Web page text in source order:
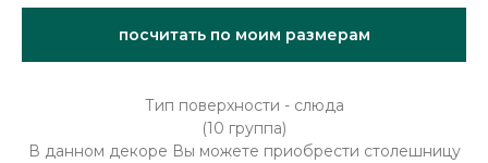
посчитать по моим размерам
Тип поверхности - слюда
(10 группа)
В данном декоре Вы можете приобрести столешницу